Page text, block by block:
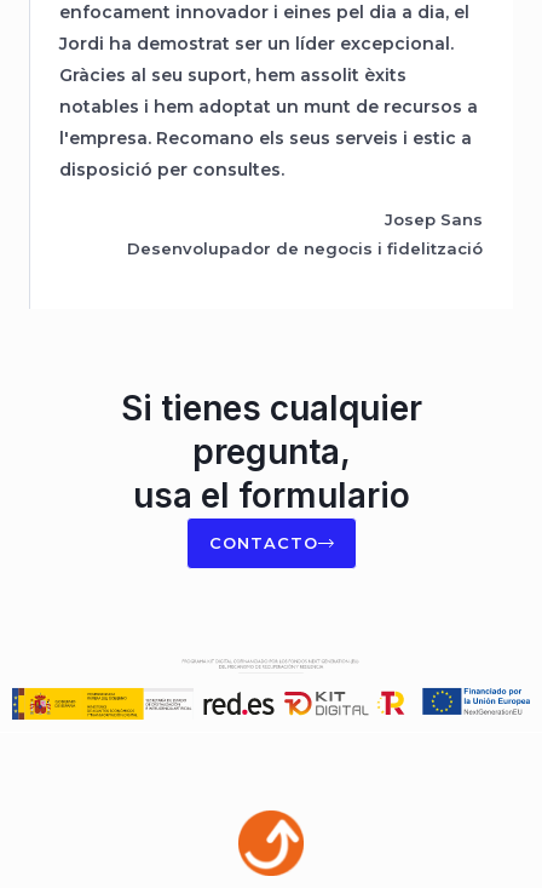
enfocament innovador i eines pel dia a dia, el
Jordi ha demostrat ser un líder excepcional.
Gràcies al seu suport, hem assolit èxits
notables i hem adoptat un munt de recursos a
l'empresa. Recomano els seus serveis i estic a
disposició per consultes.
Josep Sans
Desenvolupador de negocis i fidelització
Si tienes cualquier
pregunta,
usa el formulario
CONTACTO